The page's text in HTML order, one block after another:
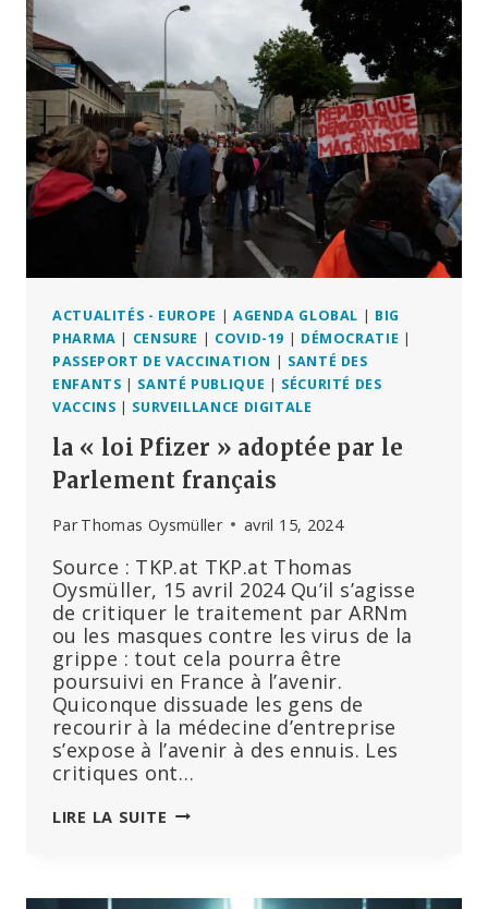
DIT
ÉTAIT
FAUX!
IL
N’Y
A
PAS
EU
DE
PANDÉMIE
ACTUALITÉS - EUROPE | AGENDA GLOBAL | BIG
PHARMA | CENSURE | COVID-19 | DÉMOCRATIE |
PASSEPORT DE VACCINATION | SANTÉ DES
ENFANTS | SANTÉ PUBLIQUE | SÉCURITÉ DES
VACCINS | SURVEILLANCE DIGITALE
la « loi Pfizer » adoptée par le
Parlement français
Par Thomas Oysmüller avril 15, 2024
Source : TKP.at TKP.at Thomas
Oysmüller, 15 avril 2024 Qu’il s’agisse
de critiquer le traitement par ARNm
ou les masques contre les virus de la
grippe : tout cela pourra être
poursuivi en France à l’avenir.
Quiconque dissuade les gens de
recourir à la médecine d’entreprise
s’expose à l’avenir à des ennuis. Les
critiques ont…
LIRE LA SUITE LA